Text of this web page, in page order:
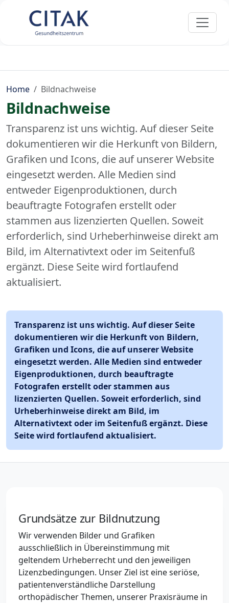
Home Bildnachweise
Bildnachweise
Transparenz ist uns wichtig. Auf dieser Seite
dokumentieren wir die Herkunft von Bildern,
Grafiken und Icons, die auf unserer Website
eingesetzt werden. Alle Medien sind
entweder Eigenproduktionen, durch
beauftragte Fotografen erstellt oder
stammen aus lizenzierten Quellen. Soweit
erforderlich, sind Urheberhinweise direkt am
Bild, im Alternativtext oder im Seitenfuß
ergänzt. Diese Seite wird fortlaufend
aktualisiert.
Transparenz ist uns wichtig. Auf dieser Seite
dokumentieren wir die Herkunft von Bildern,
Grafiken und Icons, die auf unserer Website
eingesetzt werden. Alle Medien sind entweder
Eigenproduktionen, durch beauftragte
Fotografen erstellt oder stammen aus
lizenzierten Quellen. Soweit erforderlich, sind
Urheberhinweise direkt am Bild, im
Alternativtext oder im Seitenfuß ergänzt. Diese
Seite wird fortlaufend aktualisiert.
Grundsätze zur Bildnutzung
Wir verwenden Bilder und Grafiken
ausschließlich in Übereinstimmung mit
geltendem Urheberrecht und den jeweiligen
Lizenzbedingungen. Unser Ziel ist eine seriöse,
patientenverständliche Darstellung
orthopädischer Themen, unserer Praxisräume in